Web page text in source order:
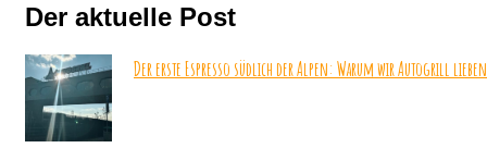
Der aktuelle Post
Der erste Espresso südlich der Alpen: Warum wir Autogrill lieben